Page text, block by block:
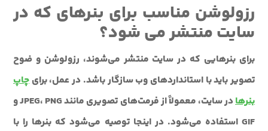
رزولوشن مناسب برای بنرهای که در
سایت منتشر می شود؟
برای بنرهایی که در سایت منتشر می‌شوند، رزولوشن و ضوح
تصویر باید با استانداردهای وب سازگار باشد. در عمل، برای چاپ
بنرها
در سایت، معمولاً از فرمت‌های تصویری مانند JPEG، PNG و
GIF استفاده می‌شود. در اینجا توصیه می‌شود که بنرها را با